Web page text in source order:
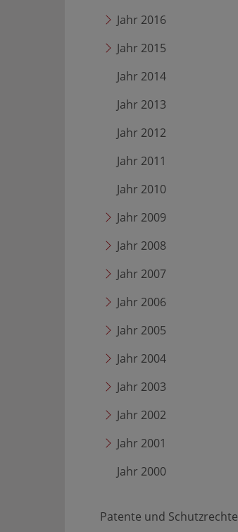
Jahr 2016
Jahr 2015
Jahr 2014
Jahr 2013
Jahr 2012
Jahr 2011
Jahr 2010
Jahr 2009
Jahr 2008
Jahr 2007
Jahr 2006
Jahr 2005
Jahr 2004
Jahr 2003
Jahr 2002
Jahr 2001
Jahr 2000
Patente und Schutzrechte